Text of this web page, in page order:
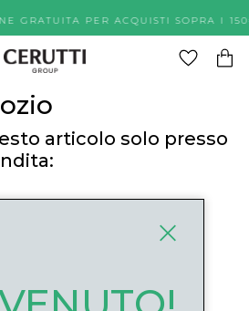
GRATUITA PER ACQUISTI
articolo solo presso
Cuneo